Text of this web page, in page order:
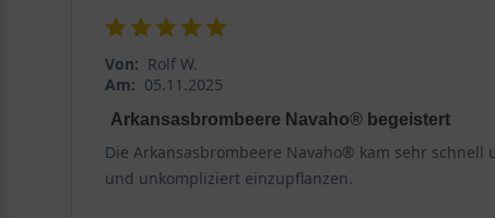
Von: Rolf W.
Am: 05.11.2025
Arkansasbrombeere Navaho® begeistert
Die Arkansasbrombeere Navaho® kam sehr
und unkompliziert einzupflanzen.